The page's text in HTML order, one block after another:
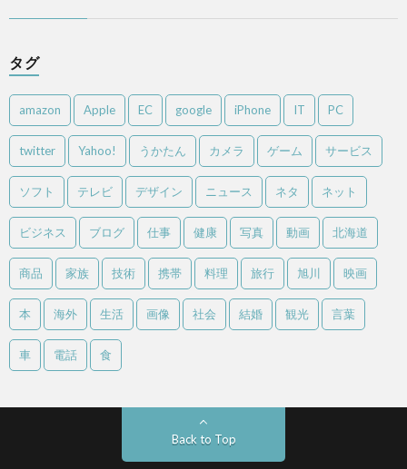
タグ
amazon Apple EC google iPhone IT PC
twitter Yahoo! うかたん カメラ ゲーム サービス
ソフト テレビ デザイン ニュース ネタ ネット
ビジネス ブログ 仕事 健康 写真 動画 北海道
商品 家族 技術 携帯 料理 旅行 旭川 映画
本 海外 生活 画像 社会 結婚 観光 言葉
車 電話 食
Back to Top